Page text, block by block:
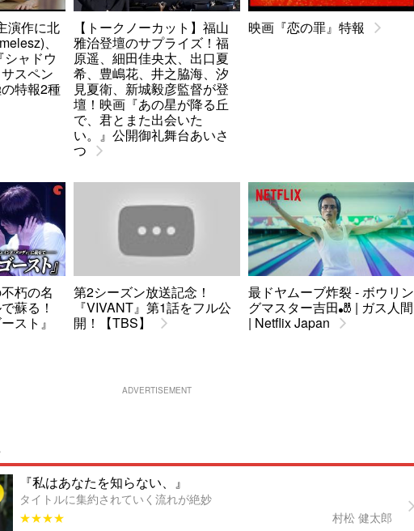
演作に北
、
ャドウ
スペン
特報2種
【トークノーカット】福山
雅治登壇のサプライズ！福
原遥、細田佳央太、出口夏
希、豊嶋花、井之脇海、汐
見夏衛、新城毅彦監督が登
壇！映画『あの星が降る丘
で、君とまた出会いた
い。』公開御礼舞台あいさ
つ
映画『恋の罪』特報
朽の名
蘇る！
スト』
第2シーズン放送記念！
『VIVANT』第1話をフル公
開！【TBS】
最ドヤムーブ炸裂 - ボウリン
グマスター吉田🎳 | ガス人間
| Netflix Japan
ADVERTISEMENT
『私はあなたを知らない、』
タイトルに集約されていく流れが絶妙
★★★★
村松 健太郎